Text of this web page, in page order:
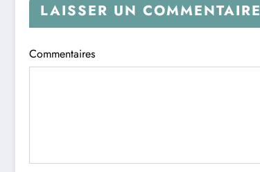
LAISSER UN COMMENTAIRE
Commentaires